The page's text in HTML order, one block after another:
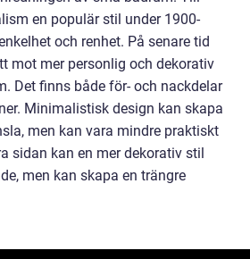
en populär stil under 1900-
och renhet. På senare tid
mot mer personlig och dekorativ
Det finns både för- och nackdelar
Minimalistisk design kan skapa
men kan vara mindre praktiskt
sidan kan en mer dekorativ stil
men kan skapa en trängre